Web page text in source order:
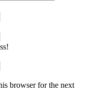
browser for the next